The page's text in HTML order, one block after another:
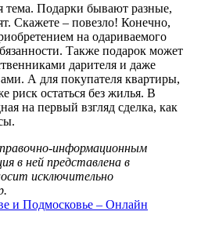
тема. Подарки бывают разные,
Скажете – повезло! Конечно,
на одариваемого
Также подарок может
дарителя и даже
А для покупателя квартиры,
риск остаться без жилья. В
на первый взгляд сделка, как
информационным
в ней представлена в
исключительно
и Подмосковье – Онлайн